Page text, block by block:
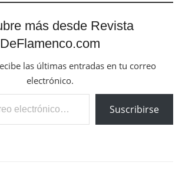
más desde Revista
DeFlamenco.com
las últimas entradas en tu correo
electrónico.
Suscribirse